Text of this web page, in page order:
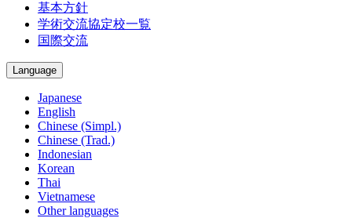
基本方針
学術交流協定校一覧
国際交流
Language
Japanese
English
Chinese (Simpl.)
Chinese (Trad.)
Indonesian
Korean
Thai
Vietnamese
Other languages